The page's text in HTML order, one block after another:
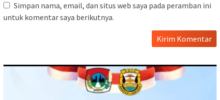
Simpan nama, email, dan situs web saya pada peramban ini
untuk komentar saya berikutnya.